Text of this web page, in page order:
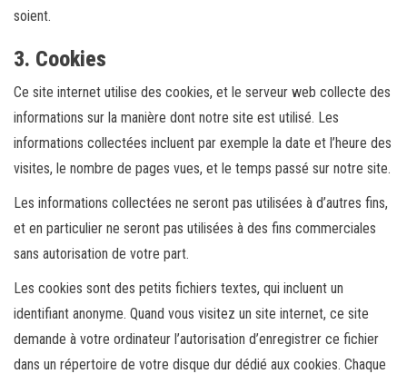
soient.
3. Cookies
Ce site internet utilise des cookies, et le serveur web collecte des
informations sur la manière dont notre site est utilisé. Les
informations collectées incluent par exemple la date et l’heure des
visites, le nombre de pages vues, et le temps passé sur notre site.
Les informations collectées ne seront pas utilisées à d’autres fins,
et en particulier ne seront pas utilisées à des fins commerciales
sans autorisation de votre part.
Les cookies sont des petits fichiers textes, qui incluent un
identifiant anonyme. Quand vous visitez un site internet, ce site
demande à votre ordinateur l’autorisation d’enregistrer ce fichier
dans un répertoire de votre disque dur dédié aux cookies. Chaque